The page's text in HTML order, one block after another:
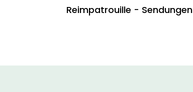
Reimpatrouille - Sendungen